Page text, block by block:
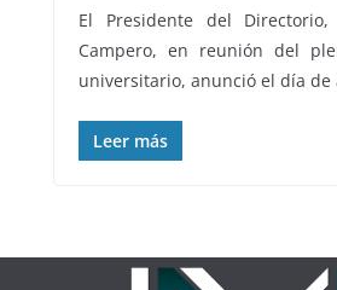
El Presidente del
Campero, en reunión del
universitario, anunció el día de
Leer más